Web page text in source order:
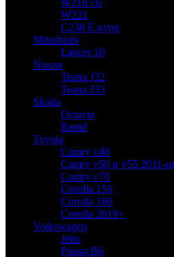
W218 cls
W221
C238 E купе
Mitsubishi
Lancer 10
Nissan
Teana J32
Teana J33
Skoda
Octavia
Rapid
Toyota
Camry v40
Camry v50 и v55 2011-
Camry v70
Corolla 150
Corolla 180
Corolla 2019+
Volkswagen
Jetta
Passat B6